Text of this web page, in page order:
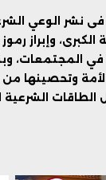
فى نشر الوعي
الكبرى، وإبراز
المجتمعات،
وتحصينها
الطاقات الشرعية